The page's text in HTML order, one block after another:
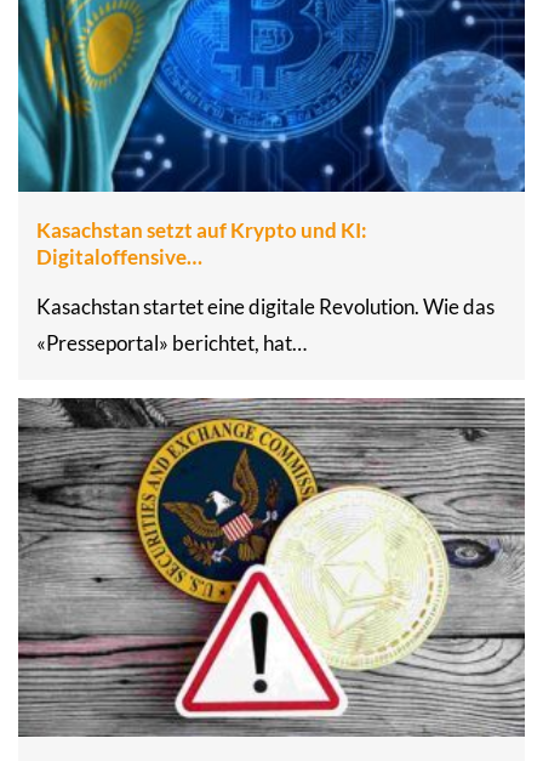
Kasachstan setzt auf Krypto und KI:
Digitaloffensive…
Kasachstan startet eine digitale Revolution. Wie das
«Presseportal» berichtet, hat…